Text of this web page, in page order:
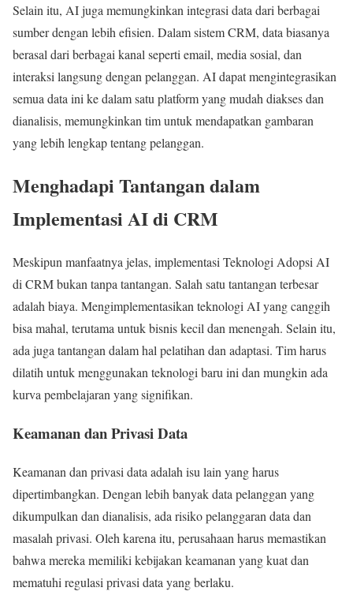
Selain itu, AI juga memungkinkan integrasi data dari berbagai
sumber dengan lebih efisien. Dalam sistem CRM, data biasanya
berasal dari berbagai kanal seperti email, media sosial, dan
interaksi langsung dengan pelanggan. AI dapat mengintegrasikan
semua data ini ke dalam satu platform yang mudah diakses dan
dianalisis, memungkinkan tim untuk mendapatkan gambaran
yang lebih lengkap tentang pelanggan.
Menghadapi Tantangan dalam
Implementasi AI di CRM
Meskipun manfaatnya jelas, implementasi Teknologi Adopsi AI
di CRM bukan tanpa tantangan. Salah satu tantangan terbesar
adalah biaya. Mengimplementasikan teknologi AI yang canggih
bisa mahal, terutama untuk bisnis kecil dan menengah. Selain itu,
ada juga tantangan dalam hal pelatihan dan adaptasi. Tim harus
dilatih untuk menggunakan teknologi baru ini dan mungkin ada
kurva pembelajaran yang signifikan.
Keamanan dan Privasi Data
Keamanan dan privasi data adalah isu lain yang harus
dipertimbangkan. Dengan lebih banyak data pelanggan yang
dikumpulkan dan dianalisis, ada risiko pelanggaran data dan
masalah privasi. Oleh karena itu, perusahaan harus memastikan
bahwa mereka memiliki kebijakan keamanan yang kuat dan
mematuhi regulasi privasi data yang berlaku.